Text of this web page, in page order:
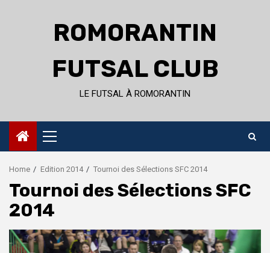
ROMORANTIN
FUTSAL CLUB
LE FUTSAL À ROMORANTIN
Primary
Menu
Home Edition 2014 Tournoi des Sélections SFC 2014
Tournoi des Sélections SFC
2014